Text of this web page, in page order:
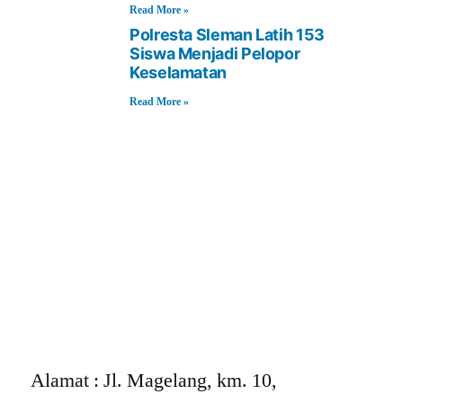
Read More »
Polresta Sleman Latih 153
Siswa Menjadi Pelopor
Keselamatan
Read More »
Alamat : Jl. Magelang, km. 10,